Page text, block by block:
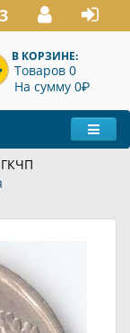
В КОРЗИНЕ:
Товаров 0
На сумму 0P
ГКЧП